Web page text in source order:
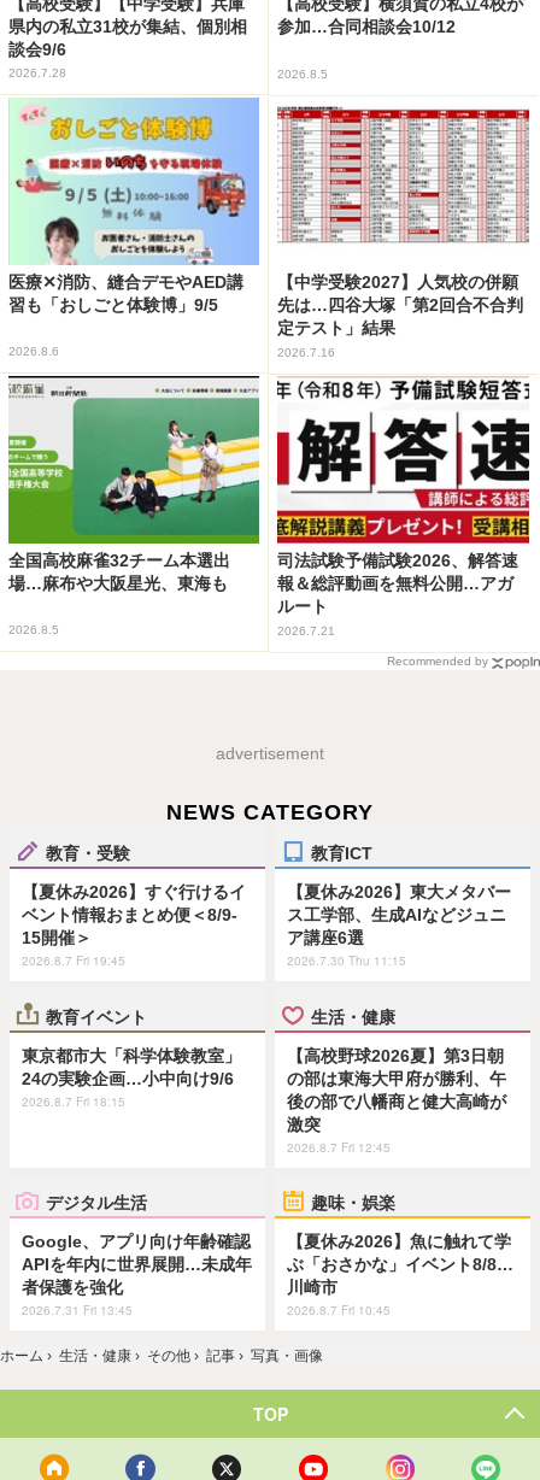
県内の私立31校が集結、個別相
談会9/6
2026.7.28
【高校受験】横須賀の私立4校が
参加…合同相談会10/12
2026.8.5
医療✕消防、縫合デモやAED講
習も「おしごと体験博」9/5
2026.8.6
【中学受験2027】人気校の併願
先は…四谷大塚「第2回合不合判
定テスト」結果
2026.7.16
全国高校麻雀32チーム本選出
場…麻布や大阪星光、東海も
2026.8.5
司法試験予備試験2026、解答速
報＆総評動画を無料公開…アガ
ルート
2026.7.21
Recommended by
advertisement
NEWS CATEGORY
教育・受験
【夏休み2026】すぐ行けるイ
ベント情報おまとめ便＜8/9-
15開催＞
2026.8.7 Fri 19:45
教育ICT
【夏休み2026】東大メタバー
ス工学部、生成AIなどジュニ
ア講座6選
2026.7.30 Thu 11:15
教育イベント
東京都市大「科学体験教室」
24の実験企画…小中向け9/6
2026.8.7 Fri 18:15
生活・健康
【高校野球2026夏】第3日朝
の部は東海大甲府が勝利、午
後の部で八幡商と健大高崎が
激突
2026.8.7 Fri 12:45
デジタル生活
Google、アプリ向け年齢確認
APIを年内に世界展開…未成年
者保護を強化
2026.7.31 Fri 13:45
趣味・娯楽
【夏休み2026】魚に触れて学
ぶ「おさかな」イベント8/8…
川崎市
2026.8.7 Fri 10:45
ホーム › 生活・健康 › その他 › 記事 › 写真・画像
TOP